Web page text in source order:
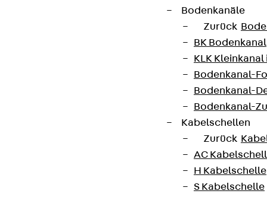
Bodenkanäle
Zurück
BK Bodenkanal
KLK
Bodenkanal-
Bodenkanal-
Bodenkanal-
Kabelschellen
Zurück
AC
H Kabelschelle
S Kabelschelle
Partner von Anfang bis Zukunft.